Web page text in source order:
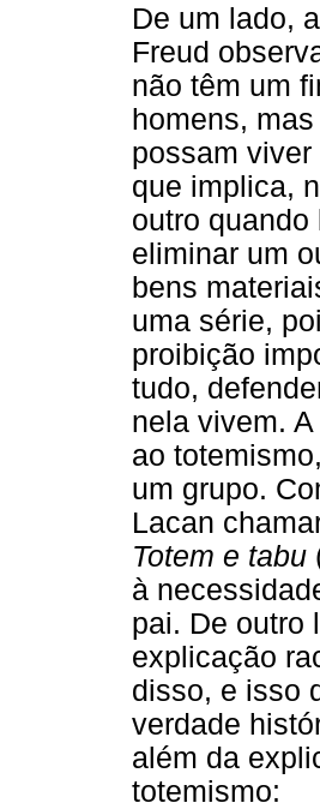
De um lado,
Freud
não têm um
homens,
possam
que implica,
outro
eliminar um
bens
uma série,
proibição
tudo,
nela vivem.
ao
um grupo.
Lacan
Totem e tabu
à
pai. De outro
explicação
disso, e isso
verdade
além da
totemismo: